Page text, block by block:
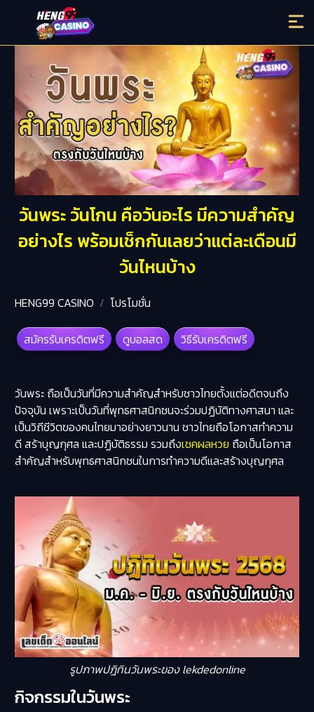
วันพระ วันโกน คือวันอะไร มีความสำคัญ
อย่างไร พร้อมเช็กกันเลยว่าแต่ละเดือนมี
วันไหนบ้าง
HENG99 CASINO โปรโมชั่น
สมัครรับเครดิตฟรี ดูบอลสด วิธีรับเครดิตฟรี
วันพระ ถือเป็นวันที่มีความสำคัญสำหรับชาวไทยตั้งแต่อดีตจนถึง
ปัจจุบัน เพราะเป็นวันที่พุทธศาสนิกชนจะร่วมปฏิบัติทางศาสนา และ
เป็นวิถีชีวิตของคนไทยมาอย่างยาวนาน ชาวไทยถือโอกาสทำความ
ดี สร้าบุญกุศล และปฏิบัติธรรม รวมถึงเชคผลหวย ถือเป็นโอกาส
สำคัญสำหรับพุทธศาสนิกชนในการทำความดีและสร้างบุญกุศล
รูปภาพปฎิทินวันพระของ lekdedonline
กิจกรรมในวันพระ